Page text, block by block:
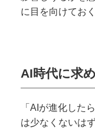
に目を向けてお
AI時代に求
「AIが進化した
は少なくないは